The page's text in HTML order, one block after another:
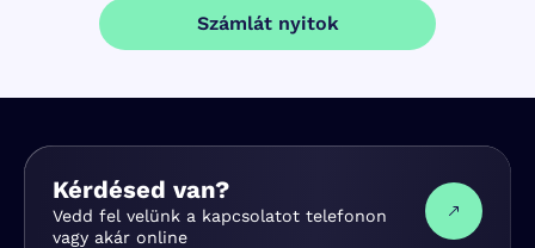
Számlát nyitok
Kérdésed van?
Vedd fel velünk a kapcsolatot telefonon
vagy akár online